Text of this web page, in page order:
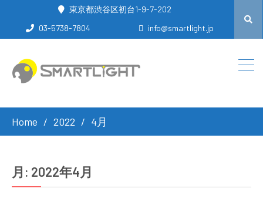
東京都渋谷区初台1-9-7-202
03-5738-7804
info@smartlight.jp
Home 2022 4月
月: 2022年4月